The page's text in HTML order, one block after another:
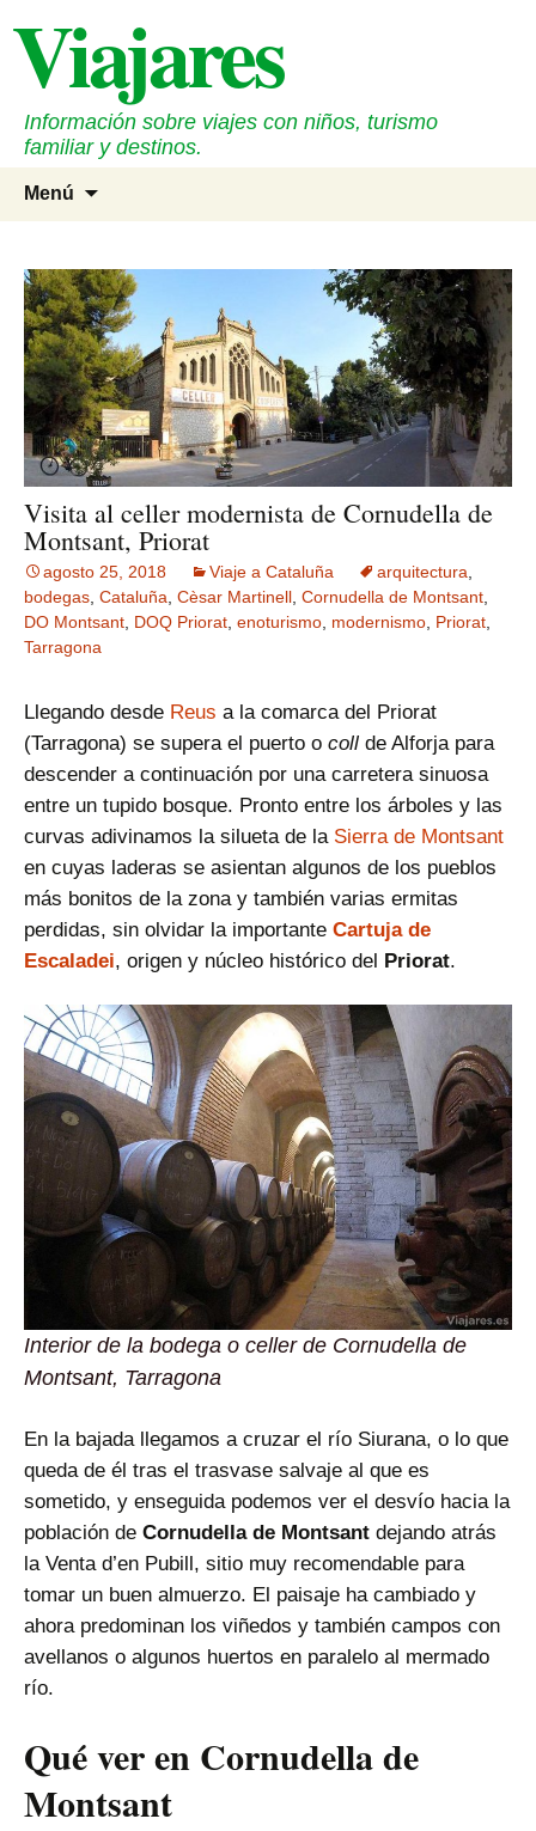
contenido
Viajares
Información sobre viajes con niños, turismo
familiar y destinos.
Menú
Visita al celler modernista de Cornudella de
Montsant, Priorat
agosto 25, 2018 Viaje a Cataluña arquitectura,
bodegas, Cataluña, Cèsar Martinell, Cornudella de Montsant,
DO Montsant, DOQ Priorat, enoturismo, modernismo, Priorat,
Tarragona
Llegando desde Reus a la comarca del Priorat
(Tarragona) se supera el puerto o coll de Alforja para
descender a continuación por una carretera sinuosa
entre un tupido bosque. Pronto entre los árboles y las
curvas adivinamos la silueta de la Sierra de Montsant
en cuyas laderas se asientan algunos de los pueblos
más bonitos de la zona y también varias ermitas
perdidas, sin olvidar la importante Cartuja de
Escaladei, origen y núcleo histórico del Priorat.
Interior de la bodega o celler de Cornudella de
Montsant, Tarragona
En la bajada llegamos a cruzar el río Siurana, o lo que
queda de él tras el trasvase salvaje al que es
sometido, y enseguida podemos ver el desvío hacia la
población de Cornudella de Montsant dejando atrás
la Venta d’en Pubill, sitio muy recomendable para
tomar un buen almuerzo. El paisaje ha cambiado y
ahora predominan los viñedos y también campos con
avellanos o algunos huertos en paralelo al mermado
río.
Qué ver en Cornudella de
Montsant